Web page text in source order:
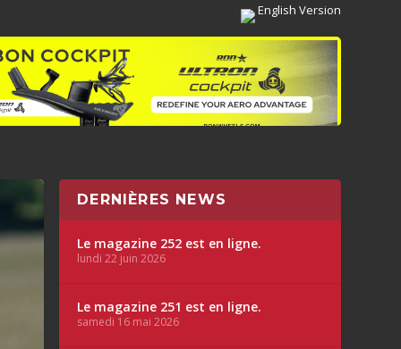
English Version
DERNIÈRES NEWS
Le magazine 252 est en ligne.
lundi 22 juin 2026
Le magazine 251 est en ligne.
samedi 16 mai 2026